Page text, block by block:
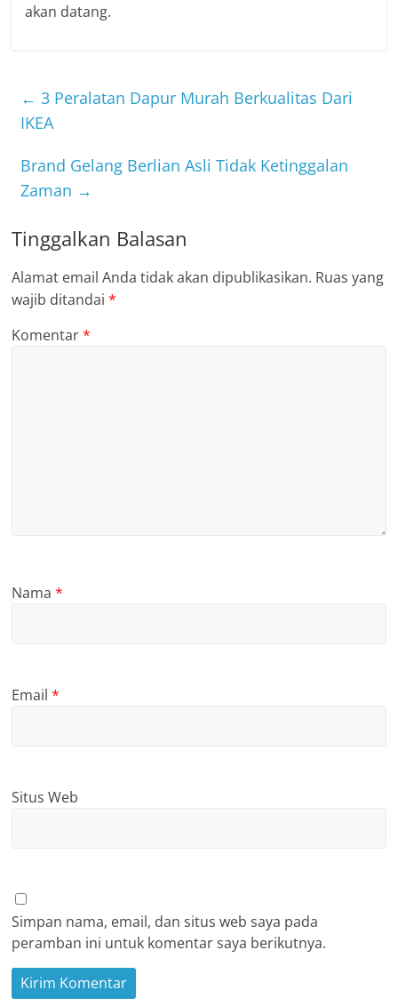
akan datang.
← 3 Peralatan Dapur Murah Berkualitas Dari
IKEA
Brand Gelang Berlian Asli Tidak Ketinggalan
Zaman →
Tinggalkan Balasan
Alamat email Anda tidak akan dipublikasikan. Ruas yang
wajib ditandai*
Komentar*
Nama*
Email*
Situs Web
Simpan nama, email, dan situs web saya pada
peramban ini untuk komentar saya berikutnya.